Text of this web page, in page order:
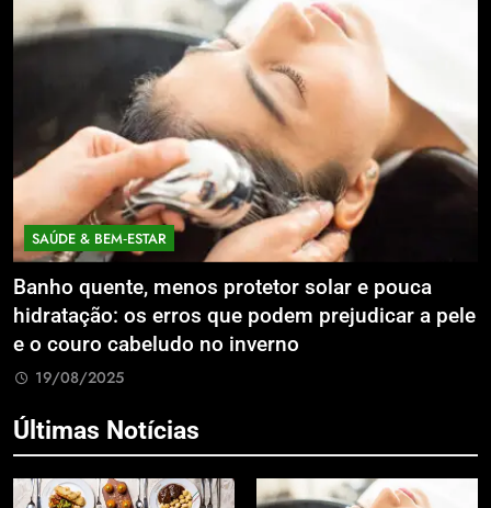
SAÚDE & BEM‑ESTAR
Banho quente, menos protetor solar e pouca
hidratação: os erros que podem prejudicar a pele
e o couro cabeludo no inverno
19/08/2025
Últimas Notícias